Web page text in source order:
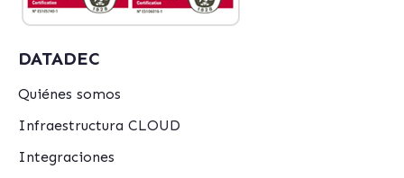
DATADEC
Quiénes somos
Infraestructura CLOUD
Integraciones